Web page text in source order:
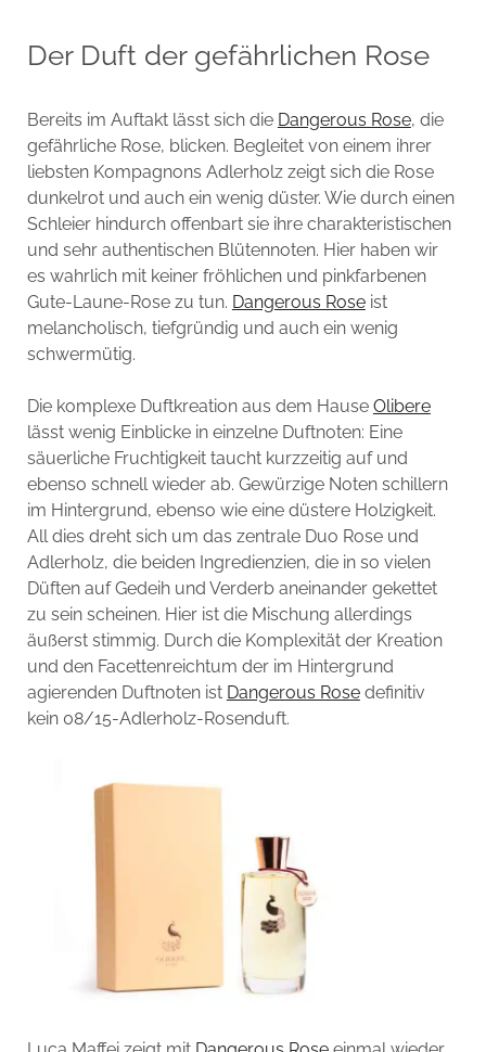
Der Duft der gefährlichen Rose
Bereits im Auftakt lässt sich die Dangerous Rose, die
gefährliche Rose, blicken. Begleitet von einem ihrer
liebsten Kompagnons Adlerholz zeigt sich die Rose
dunkelrot und auch ein wenig düster. Wie durch einen
Schleier hindurch offenbart sie ihre charakteristischen
und sehr authentischen Blütennoten. Hier haben wir
es wahrlich mit keiner fröhlichen und pinkfarbenen
Gute-Laune-Rose zu tun. Dangerous Roseist
melancholisch, tiefgründig und auch ein wenig
schwermütig.
Die komplexe Duftkreation aus dem Hause Olibere
lässt wenig Einblicke in einzelne Duftnoten: Eine
säuerliche Fruchtigkeit taucht kurzzeitig auf und
ebenso schnell wieder ab. Gewürzige Noten schillern
im Hintergrund, ebenso wie eine düstere Holzigkeit.
All dies dreht sich um das zentrale Duo Rose und
Adlerholz, die beiden Ingredienzien, die in so vielen
Düften auf Gedeih und Verderb aneinander gekettet
zu sein scheinen. Hier ist die Mischung allerdings
äußerst stimmig. Durch die Komplexität der Kreation
und den Facettenreichtum der im Hintergrund
agierenden Duftnoten ist Dangerous Rosedefinitiv
kein 08/15-Adlerholz-Rosenduft.